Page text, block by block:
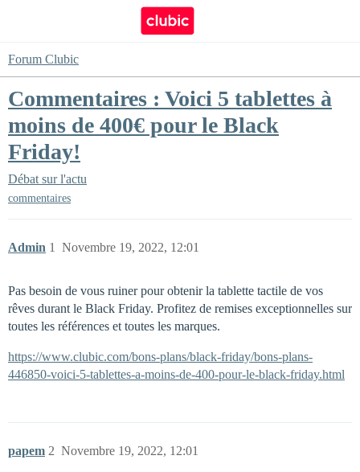
Forum Clubic
Commentaires : Voici 5 tablettes à
moins de 400€ pour le Black
Friday!
Débat sur l'actu
commentaires
Admin Novembre 19, 2022, 12:01
1
Pas besoin de vous ruiner pour obtenir la tablette tactile de vos
rêves durant le Black Friday. Profitez de remises exceptionnelles sur
toutes les références et toutes les marques.
https://www.clubic.com/bons-plans/black-friday/bons-plans-
446850-voici-5-tablettes-a-moins-de-400-pour-le-black-friday.html
papem Novembre 19, 2022, 12:01
2